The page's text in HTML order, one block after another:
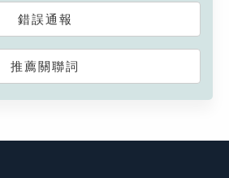
錯誤通報
推薦關聯詞